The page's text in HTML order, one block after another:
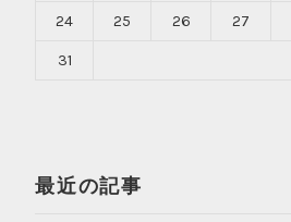
24 25 26 27
31
最近の記事